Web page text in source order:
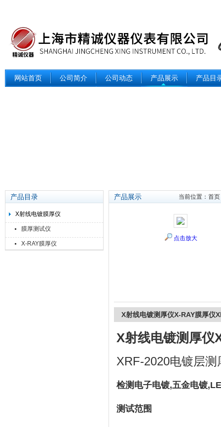
网站首页 公司简介 公司动态 产品展示 产品目
产品目录
X射线电镀膜厚仪
膜厚测试仪
X-RAY膜厚仪
产品展示 当前位置： 首页
点击放大
X射线电镀测厚仪X-RAY膜厚仪
X射线电镀测厚仪
XRF-2020电镀层测
检测电子电镀,五金电镀
测试范围